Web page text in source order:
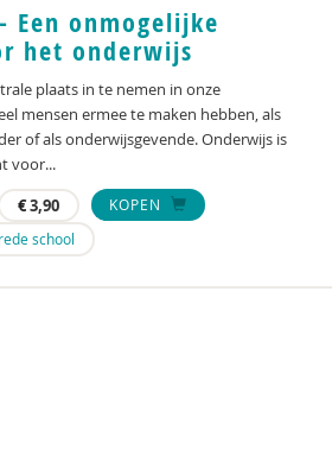
Register
Een onmogelijke
het onderwijs
plaats in te nemen in onze
mensen ermee te maken hebben, als
of als onderwijsgevende. Onderwijs is
voor...
€3,90
KOPEN
school